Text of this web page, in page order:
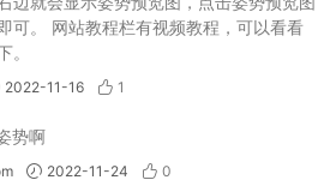
可。 网站教程栏有视频教程，可以看看
。
2022-11-16 1
势啊
2022-11-24 0